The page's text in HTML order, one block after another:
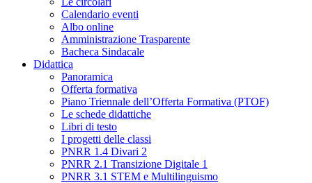
Calendario eventi
Albo online
Amministrazione Trasparente
Bacheca Sindacale
Didattica
Panoramica
Offerta formativa
Piano Triennale dell’Offerta Formativa (PTOF)
Le schede didattiche
Libri di testo
I progetti delle classi
PNRR 1.4 Divari 2
PNRR 2.1 Transizione Digitale 1
PNRR 3.1 STEM e Multilinguismo